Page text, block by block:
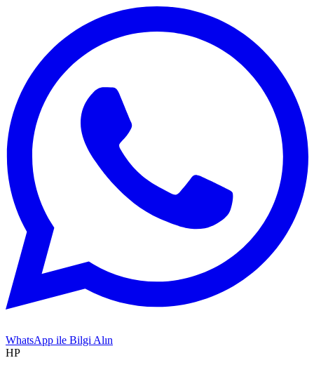
WhatsApp ile Bilgi Alın
HP